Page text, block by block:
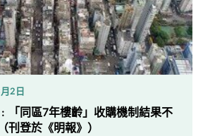
2日
「同區7年樓齡」收購機制結果不
刊登於《明報》）